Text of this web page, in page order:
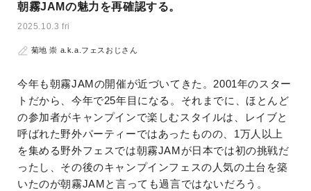
朝霧JAMの魅力を再確認する。
2025.10.3 fri
菊地 崇 a.k.a.フェスおじさん
今年も朝霧JAMの開催が近づいてきた。2001年のスター
トだから、今年で25年目になる。それまでに、ほとんど
の参加者がキャンプインで楽しむスタイルは、レイブと
呼ばれた野外パーティーではあったものの、1万人以上
を集める野外フェスでは朝霧JAMが日本では初の挑戦だ
ったし、その後のキャンプインフェスの人気の土台を築
いたのが朝霧JAMと言っても過言ではないだろう。